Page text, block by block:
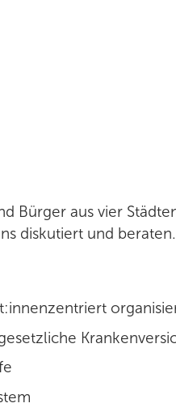
Bürger aus vier
diskutiert und